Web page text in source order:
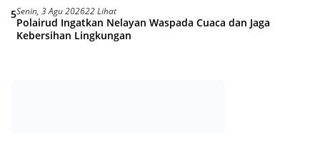
5Senin, 3 Agu 202622 Lihat
Polairud Ingatkan Nelayan Waspada Cuaca dan Jaga
Kebersihan Lingkungan